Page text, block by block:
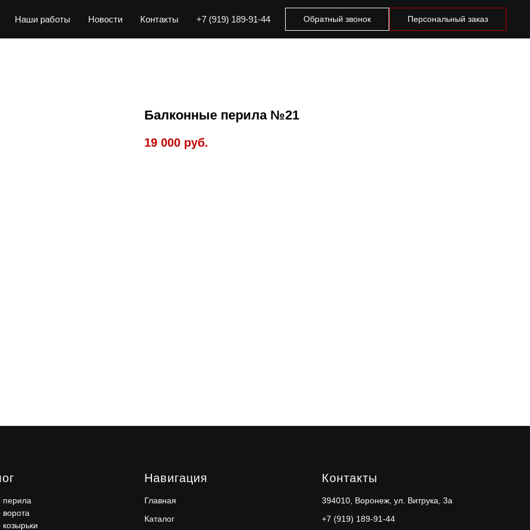
Наши работы Новости Контакты +7 (919) 189-91-44 Обратный звонок Персональный заказ
Балконные перила №21
19 000 руб.
перила
Навигация
Главная
Каталог
Контакты
394010, Воронеж, ул. Витрука, 3а
+7 (919) 189-91-44